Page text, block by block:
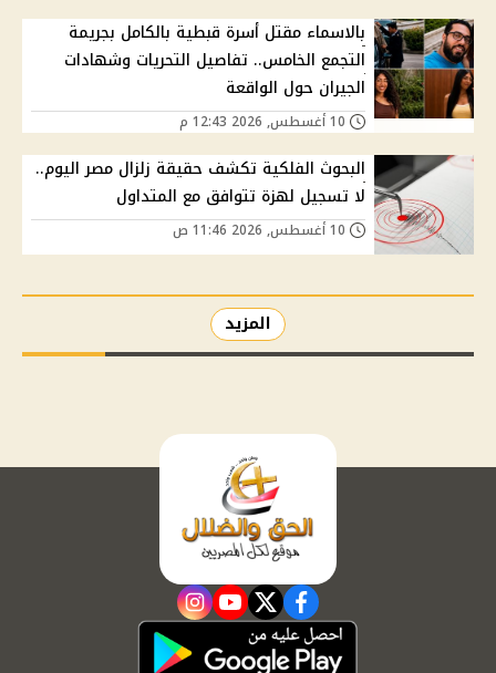
بالاسماء مقتل أسرة قبطية بالكامل بجريمة
التجمع الخامس.. تفاصيل التحريات وشهادات
الجيران حول الواقعة
البحوث الفلكية تكشف حقيقة زلزال مصر اليوم..
لا تسجيل لهزة تتوافق مع المتداول
المزيد
facebook
twitter
youtube
instagram